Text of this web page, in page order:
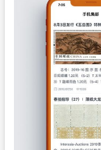
记
录
（
一
）